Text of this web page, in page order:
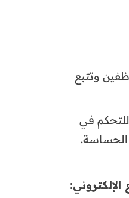
وتتبع
في
الحساسة.